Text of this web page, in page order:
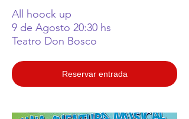
All hoock up
9 de Agosto 20:30 hs
Teatro Don Bosco
Reservar entrada